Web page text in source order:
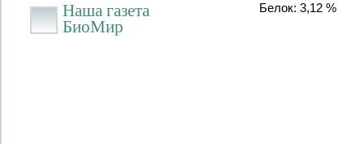
Наша газета
БиоМир
Белок: 3,12 %